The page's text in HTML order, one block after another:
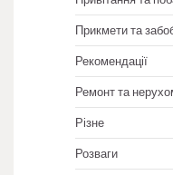
Прикмети та
Рекомендації
Ремонт та
Різне
Розваги